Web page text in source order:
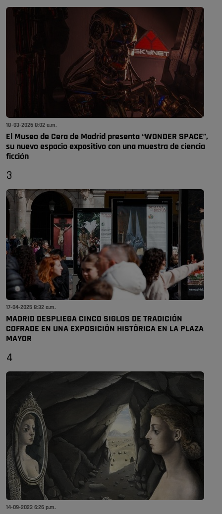
18-03-2026 8:02 a.m.
El Museo de Cera de Madrid presenta “WONDER SPACE”,
su nuevo espacio expositivo con una muestra de ciencia
ficción
3
17-04-2025 8:32 a.m.
MADRID DESPLIEGA CINCO SIGLOS DE TRADICIÓN
COFRADE EN UNA EXPOSICIÓN HISTÓRICA EN LA PLAZA
MAYOR
4
14-09-2023 6:26 p.m.